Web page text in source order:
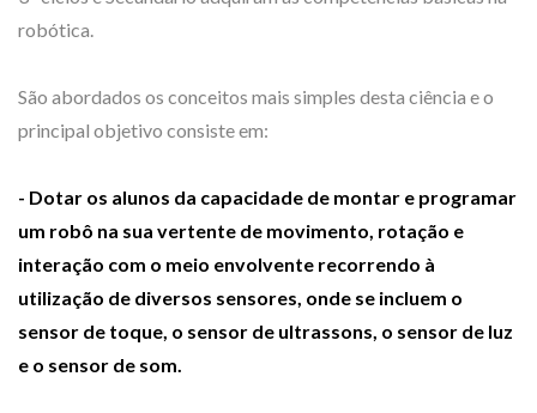
robótica.
São abordados os conceitos mais simples desta ciência e o
principal objetivo consiste em:
- Dotar os alunos da capacidade de montar e programar
um robô na sua vertente de movimento, rotação e
interação com o meio envolvente recorrendo à
utilização de diversos sensores, onde se incluem o
sensor de toque, o sensor de ultrassons, o sensor de luz
e o sensor de som.